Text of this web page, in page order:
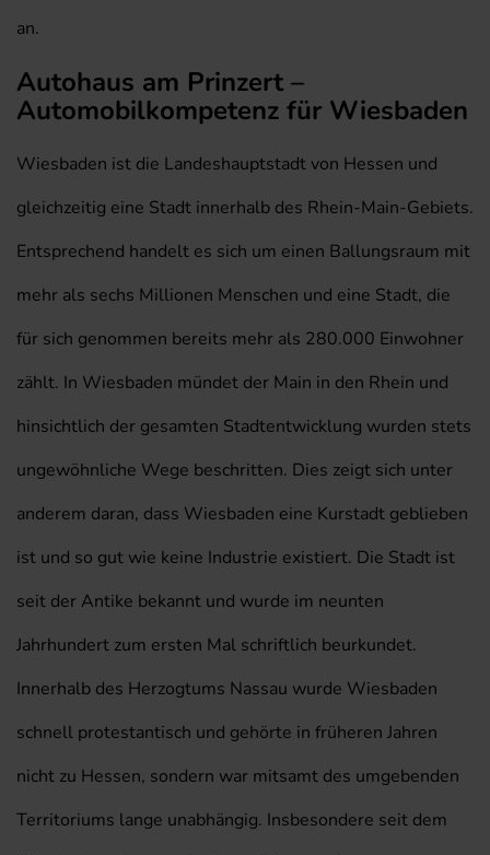
an.
Autohaus am Prinzert –
Automobilkompetenz für Wiesbaden
Wiesbaden ist die Landeshauptstadt von Hessen und
gleichzeitig eine Stadt innerhalb des Rhein-Main-Gebiets.
Entsprechend handelt es sich um einen Ballungsraum mit
mehr als sechs Millionen Menschen und eine Stadt, die
für sich genommen bereits mehr als 280.000 Einwohner
zählt. In Wiesbaden mündet der Main in den Rhein und
hinsichtlich der gesamten Stadtentwicklung wurden stets
ungewöhnliche Wege beschritten. Dies zeigt sich unter
anderem daran, dass Wiesbaden eine Kurstadt geblieben
ist und so gut wie keine Industrie existiert. Die Stadt ist
seit der Antike bekannt und wurde im neunten
Jahrhundert zum ersten Mal schriftlich beurkundet.
Innerhalb des Herzogtums Nassau wurde Wiesbaden
schnell protestantisch und gehörte in früheren Jahren
nicht zu Hessen, sondern war mitsamt des umgebenden
Territoriums lange unabhängig. Insbesondere seit dem